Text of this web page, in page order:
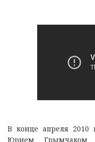
В конце апреля 2010
Юрием Грымчаком